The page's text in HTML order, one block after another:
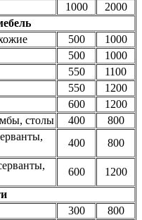
1000
2000
500
1000
500
1000
550
1100
550
1200
600
1200
столы
400
800
400
800
600
1200
300
800